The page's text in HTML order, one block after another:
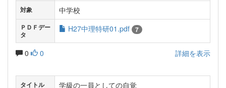
対象 中学校
ＰＤＦデー
タ
H27中理特研01.pdf 7
0 0 詳細を表示
タイトル 学級の一員としての自覚